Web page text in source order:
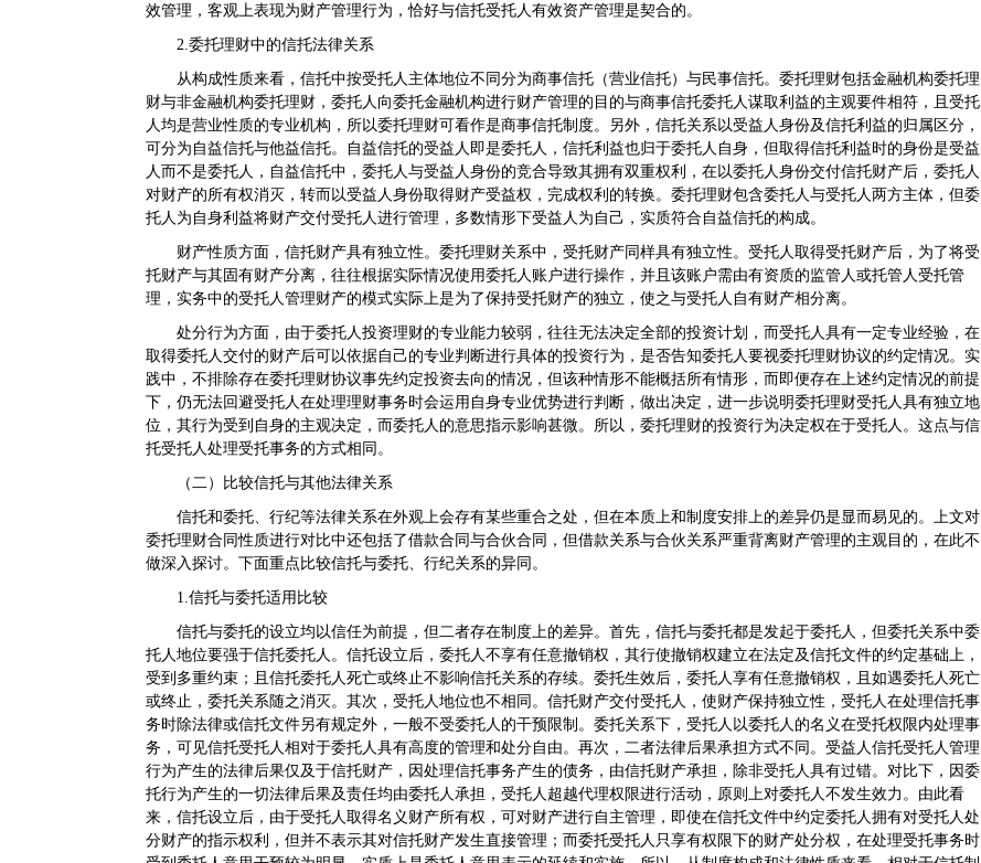
效管理，客观上表现为财产管理行为，恰好与信托受托人有效资产管理是契合的。
2.委托理财中的信托法律关系
从构成性质来看，信托中按受托人主体地位不同分为商事信托（营业信托）与民事信托。委托理财包括金融机构委托理
财与非金融机构委托理财，委托人向委托金融机构进行财产管理的目的与商事信托委托人谋取利益的主观要件相符，且受托
人均是营业性质的专业机构，所以委托理财可看作是商事信托制度。另外，信托关系以受益人身份及信托利益的归属区分，
可分为自益信托与他益信托。自益信托的受益人即是委托人，信托利益也归于委托人自身，但取得信托利益时的身份是受益
人而不是委托人，自益信托中，委托人与受益人身份的竞合导致其拥有双重权利，在以委托人身份交付信托财产后，委托人
对财产的所有权消灭，转而以受益人身份取得财产受益权，完成权利的转换。委托理财包含委托人与受托人两方主体，但委
托人为自身利益将财产交付受托人进行管理，多数情形下受益人为自己，实质符合自益信托的构成。
财产性质方面，信托财产具有独立性。委托理财关系中，受托财产同样具有独立性。受托人取得受托财产后，为了将受
托财产与其固有财产分离，往往根据实际情况使用委托人账户进行操作，并且该账户需由有资质的监管人或托管人受托管
理，实务中的受托人管理财产的模式实际上是为了保持受托财产的独立，使之与受托人自有财产相分离。
处分行为方面，由于委托人投资理财的专业能力较弱，往往无法决定全部的投资计划，而受托人具有一定专业经验，在
取得委托人交付的财产后可以依据自己的专业判断进行具体的投资行为，是否告知委托人要视委托理财协议的约定情况。实
践中，不排除存在委托理财协议事先约定投资去向的情况，但该种情形不能概括所有情形，而即便存在上述约定情况的前提
下，仍无法回避受托人在处理理财事务时会运用自身专业优势进行判断，做出决定，进一步说明委托理财受托人具有独立地
位，其行为受到自身的主观决定，而委托人的意思指示影响甚微。所以，委托理财的投资行为决定权在于受托人。这点与信
托受托人处理受托事务的方式相同。
（二）比较信托与其他法律关系
信托和委托、行纪等法律关系在外观上会存有某些重合之处，但在本质上和制度安排上的差异仍是显而易见的。上文对
委托理财合同性质进行对比中还包括了借款合同与合伙合同，但借款关系与合伙关系严重背离财产管理的主观目的，在此不
做深入探讨。下面重点比较信托与委托、行纪关系的异同。
1.信托与委托适用比较
信托与委托的设立均以信任为前提，但二者存在制度上的差异。首先，信托与委托都是发起于委托人，但委托关系中委
托人地位要强于信托委托人。信托设立后，委托人不享有任意撤销权，其行使撤销权建立在法定及信托文件的约定基础上，
受到多重约束；且信托委托人死亡或终止不影响信托关系的存续。委托生效后，委托人享有任意撤销权，且如遇委托人死亡
或终止，委托关系随之消灭。其次，受托人地位也不相同。信托财产交付受托人，使财产保持独立性，受托人在处理信托事
务时除法律或信托文件另有规定外，一般不受委托人的干预限制。委托关系下，受托人以委托人的名义在受托权限内处理事
务，可见信托受托人相对于委托人具有高度的管理和处分自由。再次，二者法律后果承担方式不同。受益人信托受托人管理
行为产生的法律后果仅及于信托财产，因处理信托事务产生的债务，由信托财产承担，除非受托人具有过错。对比下，因委
托行为产生的一切法律后果及责任均由委托人承担，受托人超越代理权限进行活动，原则上对委托人不发生效力。由此看
来，信托设立后，由于受托人取得名义财产所有权，可对财产进行自主管理，即使在信托文件中约定委托人拥有对受托人处
分财产的指示权利，但并不表示其对信托财产发生直接管理；而委托受托人只享有权限下的财产处分权，在处理受托事务时